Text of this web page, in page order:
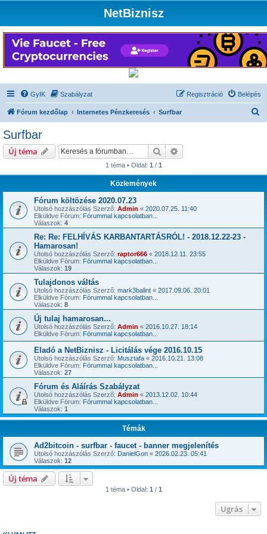
NetBiznisz
GyIK Szabályzat Belépés
Regisztráció
Fórum kezdőlap Internetes Pénzkeresés Surfbar
Surfbar
Új téma Keresés
1 téma • Oldal: 1 / 1
Közlemények
Fórum költözése 2020.07.23
Utolsó hozzászólás Szerző: Admin « 2020.07.25. 11:40
Elküldve Fórum: Fórummal kapcsolatban...
Válaszok: 4
Re: Re: FELHÍVÁS KARBANTARTÁSRÓL! - 2018.12.22-23 -
Hamarosan!
Utolsó hozzászólás Szerző: raptor666 « 2018.12.11. 23:55
Elküldve Fórum: Fórummal kapcsolatban...
Válaszok: 19
Tulajdonos váltás
Utolsó hozzászólás Szerző: mark3balint « 2017.09.06. 20:01
Elküldve Fórum: Fórummal kapcsolatban...
Válaszok: 8
Új tulaj hamarosan...
Utolsó hozzászólás Szerző: Admin « 2016.10.27. 18:14
Elküldve Fórum: Fórummal kapcsolatban...
Eladó a NetBiznisz - Licitálás vége 2016.10.15
Utolsó hozzászólás Szerző: Musztafa « 2016.10.21. 13:08
Elküldve Fórum: Fórummal kapcsolatban...
Válaszok: 27
Fórum és Aláírás Szabályzat
Utolsó hozzászólás Szerző: Admin « 2013.12.02. 10:44
Elküldve Fórum: Fórummal kapcsolatban...
Válaszok: 1
Témák
Ad2bitcoin - surfbar - faucet - banner megjelenítés
Utolsó hozzászólás Szerző: DanielGon « 2026.02.23. 05:41
Válaszok: 12
Új téma
1 téma • Oldal: 1 / 1
Ugrás